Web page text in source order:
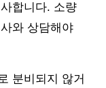
합니다. 소량
와 상담해야
분비되지 않거